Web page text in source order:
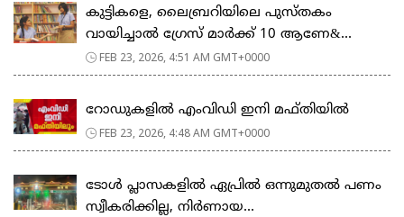
കുട്ടികളെ, ലൈബ്രറിയിലെ പുസ്തകം
വായിച്ചാല്‍ ഗ്രേസ് മാര്‍ക്ക് 10 ആണേ&...
FEB 23, 2026, 4:51 AM GMT+0000
റോഡുകളില്‍ എംവിഡി ഇനി മഫ്തിയില്‍
FEB 23, 2026, 4:48 AM GMT+0000
ടോള്‍ പ്ലാസകളില്‍ ഏപ്രില്‍ ഒന്നുമുതല്‍ പണം
സ്വീകരിക്കില്ല, നിര്‍ണായ...